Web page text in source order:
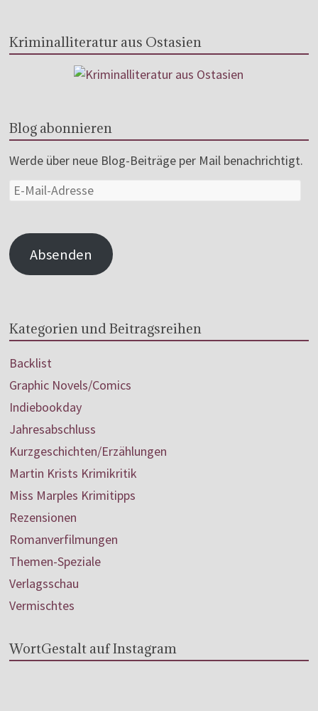
Kriminalliteratur aus Ostasien
Blog abonnieren
Werde über neue Blog-Beiträge per Mail benachrichtigt.
Absenden
Kategorien und Beitragsreihen
Backlist
Graphic Novels/Comics
Indiebookday
Jahresabschluss
Kurzgeschichten/Erzählungen
Martin Krists Krimikritik
Miss Marples Krimitipps
Rezensionen
Romanverfilmungen
Themen-Speziale
Verlagsschau
Vermischtes
WortGestalt auf Instagram